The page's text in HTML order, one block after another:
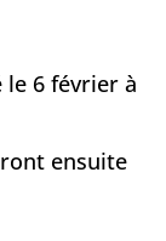
le 6 février à
ensuite